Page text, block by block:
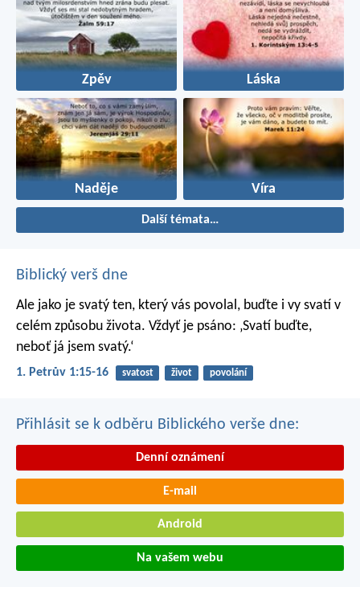
Zpěv Láska
Naděje Víra
Další témata…
Biblický verš dne
Ale jako je svatý ten, který vás povolal, buďte i vy svatí v
celém způsobu života. Vždyť je psáno: ‚Svatí buďte,
neboť já jsem svatý.‘
1. Petrův 1:15-16 svatost život povolání
Přihlásit se k odběru Biblického verše dne:
Denní oznámení
E-mail
Android
Na vašem webu